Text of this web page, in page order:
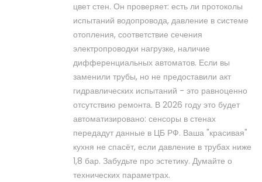
цвет стен. Он проверяет: есть ли протоколы
испытаний водопровода, давление в системе
отопления, соответствие сечения
электропроводки нагрузке, наличие
дифференциальных автоматов. Если вы
заменили трубы, но не предоставили акт
гидравлических испытаний - это равноценно
отсутствию ремонта. В 2026 году это будет
автоматизировано: сенсоры в стенах
передадут данные в ЦБ РФ. Ваша "красивая"
кухня не спасёт, если давление в трубах ниже
1,8 бар. Забудьте про эстетику. Думайте о
технических параметрах.